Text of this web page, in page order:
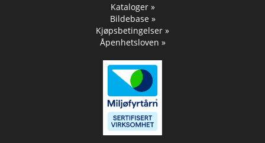
Kataloger »
Bildebase »
Kjøpsbetingelser »
Åpenhetsloven »